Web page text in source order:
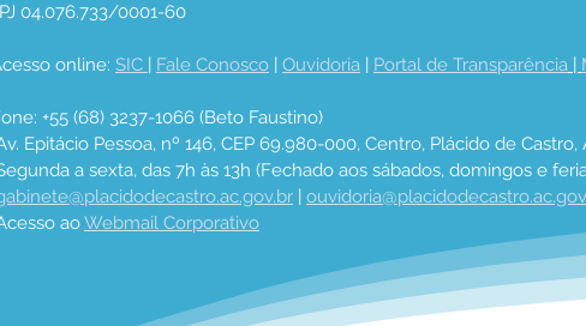
04.076.733/0001-60
online: SIC | Fale Conosco | Ouvidoria | Portal de Transparência |
+55 (68) 3237-1066 (Beto Faustino)
Epitácio Pessoa, nº 146, CEP 69.980-000, Centro, Plácido de Castro,
a sexta, das 7h às 13h (Fechado aos sábados, domingos e
|
ao Webmail Corporativo